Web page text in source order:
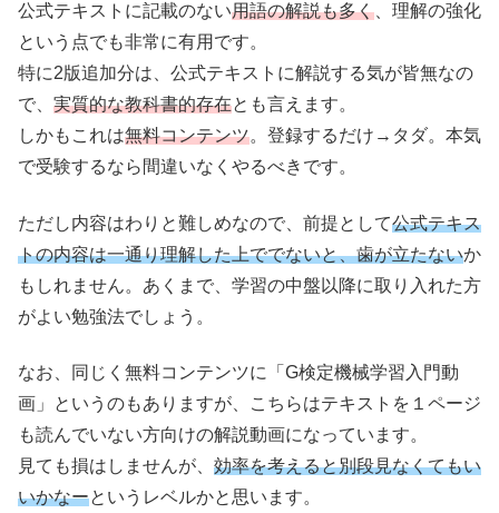
公式テキストに記載のない用語の解説も多く 、理解の強化
という点でも非常に有用です。
特に2版追加分は、公式テキストに解説する気が皆無なの
で、 実質的な教科書的存在とも言えます。
しかもこれは無料コンテンツ。登録するだけ→タダ。本気
で受験するなら間違いなくやるべきです。
ただし内容はわりと難しめなので、前提として公式テキス
トの内容は一通り理解した上ででないと、歯が立たないか
もしれません。あくまで、学習の中盤以降に取り入れた方
がよい勉強法でしょう。
なお、同じく無料コンテンツに「G検定機械学習入門動
画」というのもありますが、こちらはテキストを１ページ
も読んでいない方向けの解説動画になっています。
見ても損はしませんが、 効率を考えると別段見なくてもい
いかなーというレベルかと思います。